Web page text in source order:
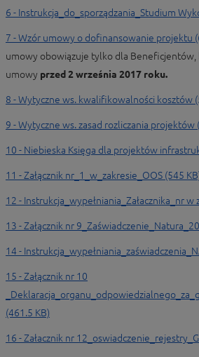
6 - Instrukcja_do_sporządzania_Studium
7 - Wzór umowy o dofinansowanie projektu
umowy obowiązuje tylko dla Beneficjentów,
umowy przed 2 września 2017 roku.
8 - Wytyczne ws. kwalifikowalności kosztów
9 - Wytyczne ws. zasad rozliczania projektów
10 - Niebieska Księga dla projektów
11 - Załącznik nr_1_w_zakresie_OOS (545
12 - Instrukcja_wypełniania_Załacznika_nr w
13 - Załącznik nr
14 -
15 - Załącznik nr 10
(461.5 KB)
16 - Załacznik nr